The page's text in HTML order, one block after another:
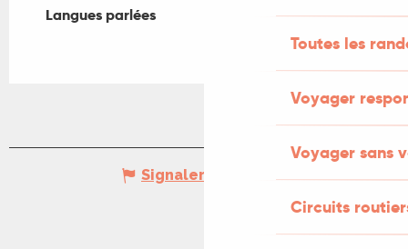
Toutes les
Voyager
Voyager sans
Circuits
Langues parlées
Langues parlées
Signaler une erreur